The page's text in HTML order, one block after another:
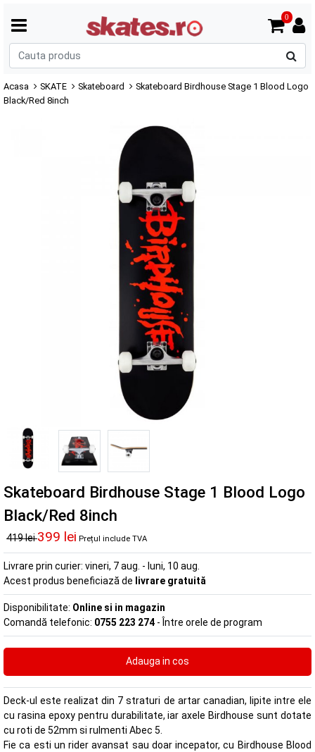
0
Acasa SKATE Skateboard
Skateboard Birdhouse Stage 1 Blood Logo
Black/Red 8inch
Skateboard Birdhouse Stage 1 Blood Logo
Black/Red 8inch
419 lei399 lei Prețul include TVA
Livrare prin curier: vineri, 7 aug. - luni, 10 aug.
Acest produs beneficiază de livrare gratuită
Disponibilitate: Online si in magazin
Comandă telefonic: 0755 223 274 - Între orele de program
Deck-ul este realizat din 7 straturi de artar canadian, lipite intre ele
cu rasina epoxy pentru durabilitate, iar axele Birdhouse sunt dotate
cu roti de 52mm si rulmenti Abec 5.
Fie ca esti un rider avansat sau doar incepator, cu Birdhouse Blood